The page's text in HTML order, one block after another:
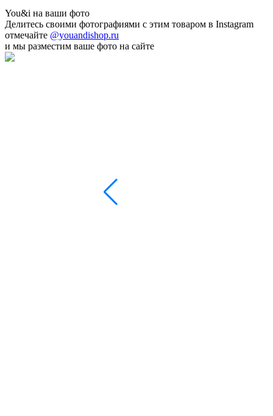
You&i на ваши фото
Делитесь своими фотографиями с этим товаром в Instagram
отмечайте @youandishop.ru
и мы разместим ваше фото на сайте